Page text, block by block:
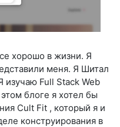
хорошо в жизни. Я
меня. Я Шитал
изучаю Full Stack Web
блоге я хотел бы
Cult Fit , который я и
конструирования в